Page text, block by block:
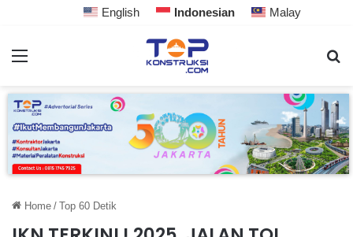
English Indonesian Malay
Home / Top 60 Detik